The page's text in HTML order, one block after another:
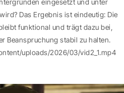
eingesetzt und unter
Das Ergebnis ist eindeutig: Die
funktional und trägt dazu bei,
Beanspruchung stabil zu halten.
uploads/2026/03/vid2_1.mp4